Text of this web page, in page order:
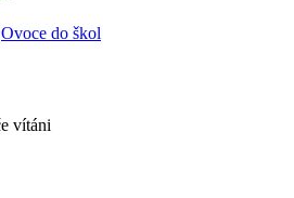
Ovoce do škol